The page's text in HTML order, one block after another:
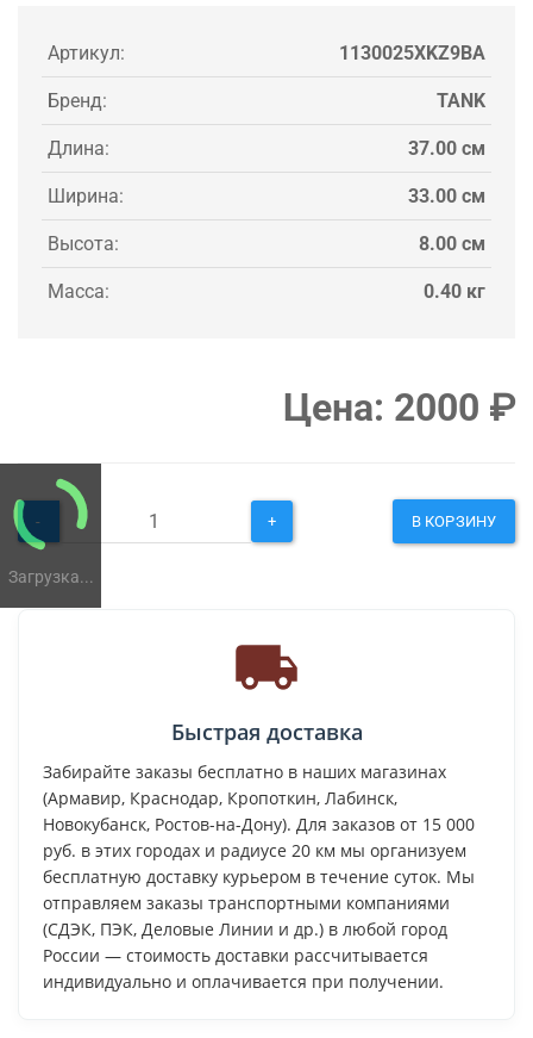
Загрузка...
Артикул: 1130025XKZ9BA
Бренд: TANK
Длина: 37.00 см
Ширина: 33.00 см
Высота: 8.00 см
Масса: 0.40 кг
Цена: 2000 ₽
- + В КОРЗИНУ
Быстрая доставка
Забирайте заказы бесплатно в наших магазинах
(Армавир, Краснодар, Кропоткин, Лабинск,
Новокубанск, Ростов-на-Дону). Для заказов от 15 000
руб. в этих городах и радиусе 20 км мы организуем
бесплатную доставку курьером в течение суток. Мы
отправляем заказы транспортными компаниями
(СДЭК, ПЭК, Деловые Линии и др.) в любой город
России — стоимость доставки рассчитывается
индивидуально и оплачивается при получении.